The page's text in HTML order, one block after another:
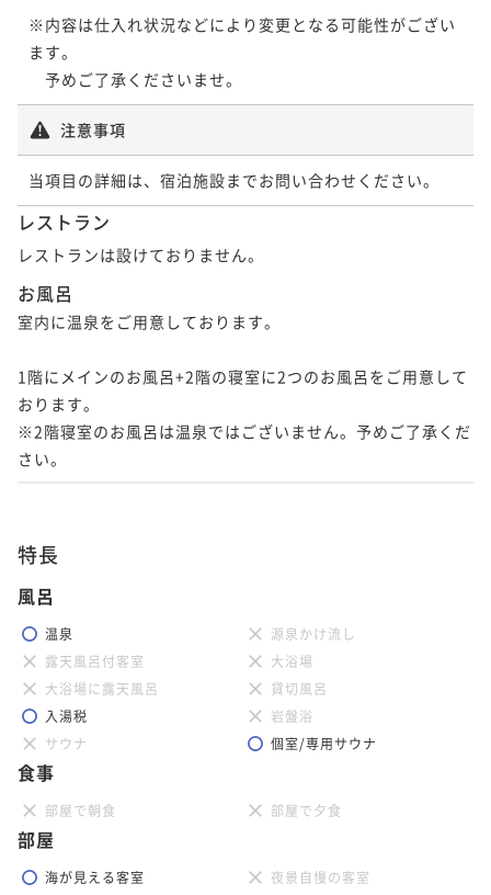
※内容は仕入れ状況などにより変更となる可能性がござい
ます。
予めご了承くださいませ。
注意事項
当項目の詳細は、宿泊施設までお問い合わせください。
レストラン
レストランは設けておりません。
お風呂
室内に温泉をご用意しております。
1階にメインのお風呂+2階の寝室に2つのお風呂をご用意して
おります。
※2階寝室のお風呂は温泉ではございません。予めご了承くだ
さい。
特長
風呂
温泉
源泉かけ流し
露天風呂付客室
大浴場
大浴場に露天風呂
貸切風呂
入湯税
岩盤浴
サウナ
個室/専用サウナ
食事
部屋で朝食 部屋で夕食
部屋
海が見える客室
夜景自慢の客室